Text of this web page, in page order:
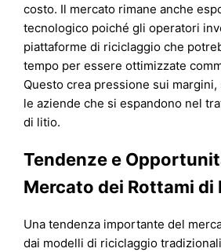
costo. Il mercato rimane anche
tecnologico poiché gli operatori
piattaforme di riciclaggio che
tempo per essere ottimizzate
Questo crea pressione sui
le aziende che si espandono nel
di litio.
Tendenze e
Mercato dei Rottami di
Una tendenza importante del
dai modelli di riciclaggio